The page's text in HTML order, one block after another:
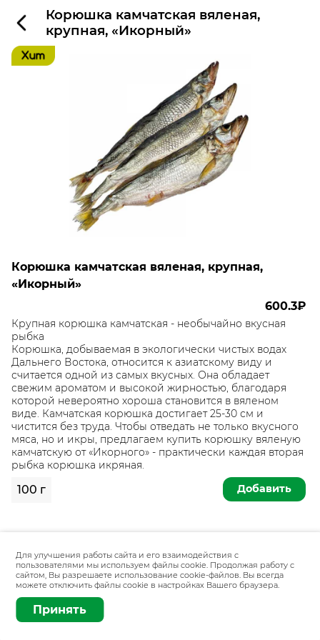
Корюшка камчатская вяленая,
крупная, «Икорный»
Корюшка камчатская вяленая, крупная,
«Икорный»
600.3₽
Крупная корюшка камчатская - необычайно вкусная
рыбка
Корюшка, добываемая в экологически чистых водах
Дальнего Востока, относится к азиатскому виду и
считается одной из самых вкусных. Она обладает
свежим ароматом и высокой жирностью, благодаря
которой невероятно хороша становится в вяленом
виде. Камчатская корюшка достигает 25-30 см и
чистится без труда. Чтобы отведать не только вкусного
мяса, но и икры, предлагаем купить корюшку вяленую
камчатскую от «Икорного» - практически каждая вторая
рыбка корюшка икряная.
100 г Добавить
Для улучшения работы сайта и его взаимодействия с
пользователями мы используем файлы cookie. Продолжая работу с
сайтом, Вы разрешаете использование cookie-файлов. Вы всегда
можете отключить файлы cookie в настройках Вашего браузера.
Принять